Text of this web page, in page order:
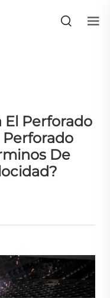
El Perforado
Perforado
De